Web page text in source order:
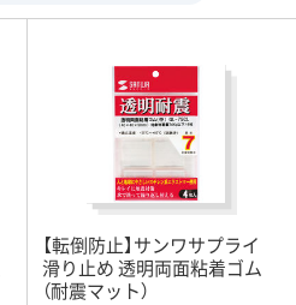
【転倒防止】サンワサプライ
滑り止め 透明両面粘着ゴム
（耐震マット）